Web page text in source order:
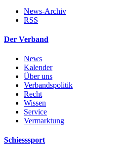
News-Archiv
RSS
Der Verband
News
Kalender
Über uns
Verbandspolitik
Recht
Wissen
Service
Vermarktung
Schiesssport